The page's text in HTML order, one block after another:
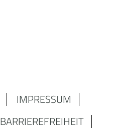
IMPRESSUM
BARRIEREFREIHEIT